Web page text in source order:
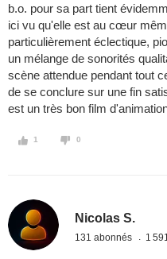
b.o. pour sa part tient
ici vu qu'elle est au cœur
particulièrement éclectique,
un mélange de sonorités
scène attendue pendant tout
de se conclure sur une fin
est un très bon film
1 0
Nicolas S.
131 abonnés 1